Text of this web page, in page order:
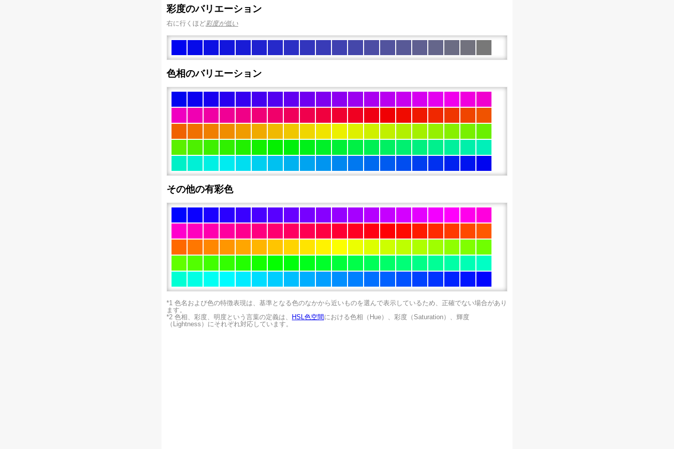
彩度のバリエーション
右に行くほど彩度が低い
色相のバリエーション
その他の有彩色
*1 色名および色の特徴表現は、基準となる色のなかから近いものを選んで表示しているため、正確でない場合があり
ます。
*2 色相、彩度、明度という言葉の定義は、
HSL色空間 における色相（Hue）、彩度（Saturation）、輝度
（Lightness）にそれぞれ対応しています。